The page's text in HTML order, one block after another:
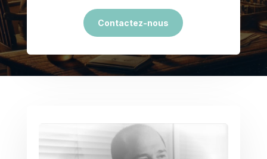
Contactez-nous